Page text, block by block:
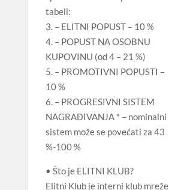
tabeli:
3. – ELITNI POPUST – 10 %
4. – POPUST NA OSOBNU
KUPOVINU (od 4 – 21 %)
5. – PROMOTIVNI POPUSTI –
10 %
6. – PROGRESIVNI SISTEM
NAGRAĐIVANJA * – nominalni
sistem može se povećati za 43
%-100 %
• Što je ELITNI KLUB?
Elitni Klub je interni klub mreže